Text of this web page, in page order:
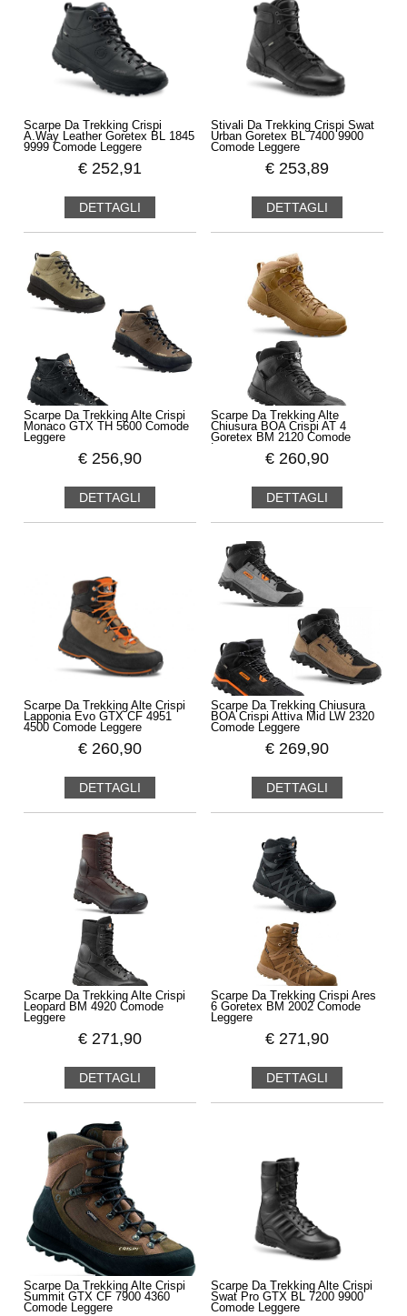
Scarpe Da Trekking Crispi
A.Way Leather Goretex BL 1845
9999 Comode Leggere
€ 252,91
DETTAGLI
Stivali Da Trekking Crispi Swat
Urban Goretex BL 7400 9900
Comode Leggere
€ 253,89
DETTAGLI
Scarpe Da Trekking Alte Crispi
Monaco GTX TH 5600 Comode
Leggere
€ 256,90
DETTAGLI
Scarpe Da Trekking Alte
Chiusura BOA Crispi AT 4
Goretex BM 2120 Comode
€ 260,90
DETTAGLI
Scarpe Da Trekking Alte Crispi
Lapponia Evo GTX CF 4951
4500 Comode Leggere
€ 260,90
DETTAGLI
Scarpe Da Trekking Chiusura
BOA Crispi Attiva Mid LW 2320
Comode Leggere
€ 269,90
DETTAGLI
Scarpe Da Trekking Alte Crispi
Leopard BM 4920 Comode
Leggere
€ 271,90
DETTAGLI
Scarpe Da Trekking Crispi Ares
6 Goretex BM 2002 Comode
Leggere
€ 271,90
DETTAGLI
Scarpe Da Trekking Alte Crispi
Summit GTX CF 7900 4360
Comode Leggere
Scarpe Da Trekking Alte Crispi
Swat Pro GTX BL 7200 9900
Comode Leggere